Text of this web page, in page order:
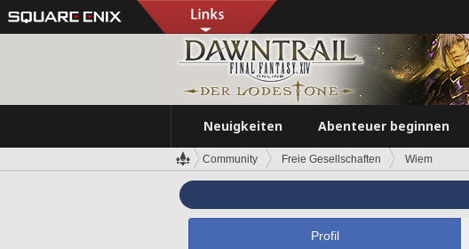
Neuigkeiten Abenteuer beginnen
Community Freie Gesellschaften Wiem
Profil